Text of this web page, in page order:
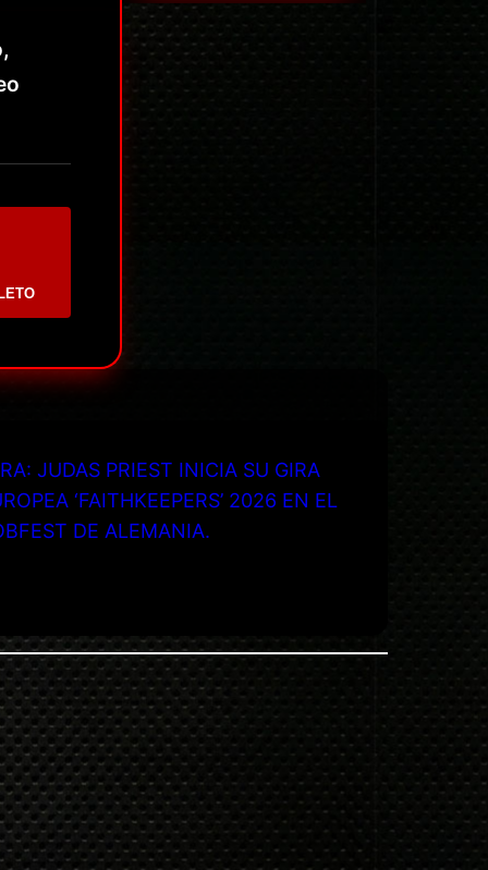
JUDAS PRIEST INICIA SU GIRA
‘FAITHKEEPERS’ 2026 EN EL
DE ALEMANIA.